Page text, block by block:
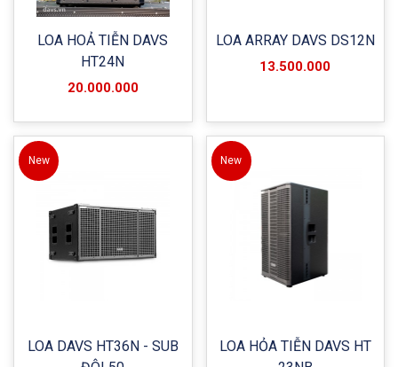
LOA HOẢ TIỄN DAVS
HT24N
20.000.000
LOA ARRAY DAVS DS12N
13.500.000
New
LOA DAVS HT36N - SUB
New
LOA HỎA TIỄN DAVS HT